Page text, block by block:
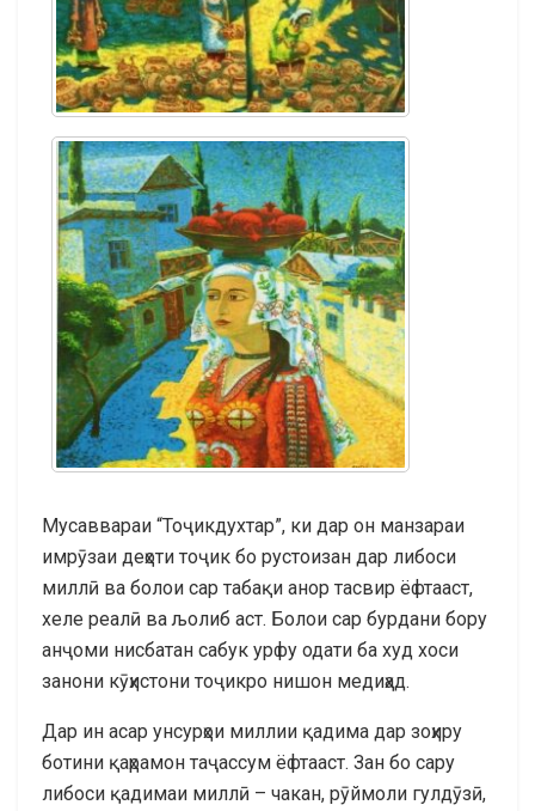
Мусаввараи “Тоҷикдухтар”, ки дар он манзараи
имрӯзаи деҳоти тоҷик бо рустоизан дар либоси
миллӣ ва болои сар табақи анор тасвир ёфтааст,
хеле реалӣ ва љолиб аст. Болои сар бурдани бору
анҷоми нисбатан сабук урфу одати ба худ хоси
занони кӯҳистони тоҷикро нишон медиҳад.
Дар ин асар унсурҳои миллии қадима дар зоҳиру
ботини қаҳрамон таҷассум ёфтааст. Зан бо сару
либоси қадимаи миллӣ – чакан, рӯймоли гулдӯзӣ,